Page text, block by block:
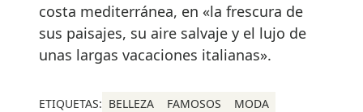
costa mediterránea, en «la frescura de
sus paisajes, su aire salvaje y el lujo de
unas largas vacaciones italianas».
ETIQUETAS: BELLEZA FAMOSOS MODA